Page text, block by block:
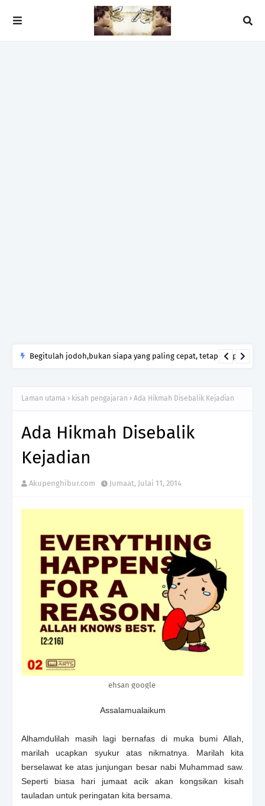
Begitulah jodoh,bukan siapa yang paling cepat, tetapi siapa
Laman utama kisah pengajaran Ada Hikmah Disebalik Kejadian
Ada Hikmah Disebalik
Kejadian
Akupenghibur.com Jumaat, Julai 11, 2014
ehsan google
Assalamualaikum
Alhamdulilah masih lagi bernafas di muka bumi Allah,
marilah ucapkan syukur atas nikmatnya. Marilah kita
berselawat ke atas junjungan besar nabi Muhammad saw.
Seperti biasa hari jumaat acik akan kongsikan kisah
tauladan untuk peringatan kita bersama.